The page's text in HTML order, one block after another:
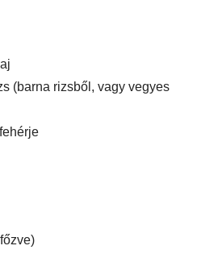
(barna rizsből, vagy vegyes